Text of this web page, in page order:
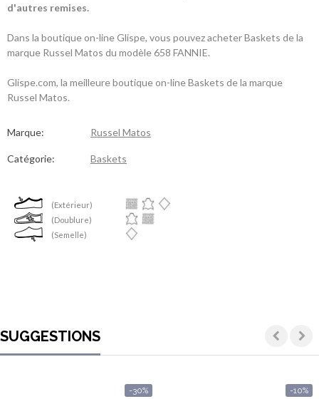
d'autres remises.
Dans la boutique on-line Glispe, vous pouvez acheter Baskets de la
marque Russel Matos du modèle 658 FANNIE.
Glispe.com, la meilleure boutique on-line Baskets de la marque
Russel Matos.
Marque: Russel Matos
Catégorie: Baskets
(Extérieur)
(Doublure)
(Semelle)
SUGGESTIONS
-30% -10%